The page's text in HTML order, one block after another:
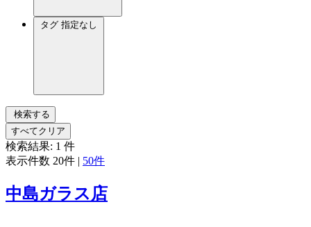
タグ 指定なし
検索する
すべてクリア
検索結果: 1 件
表示件数 20件 | 50件
中島ガラス店